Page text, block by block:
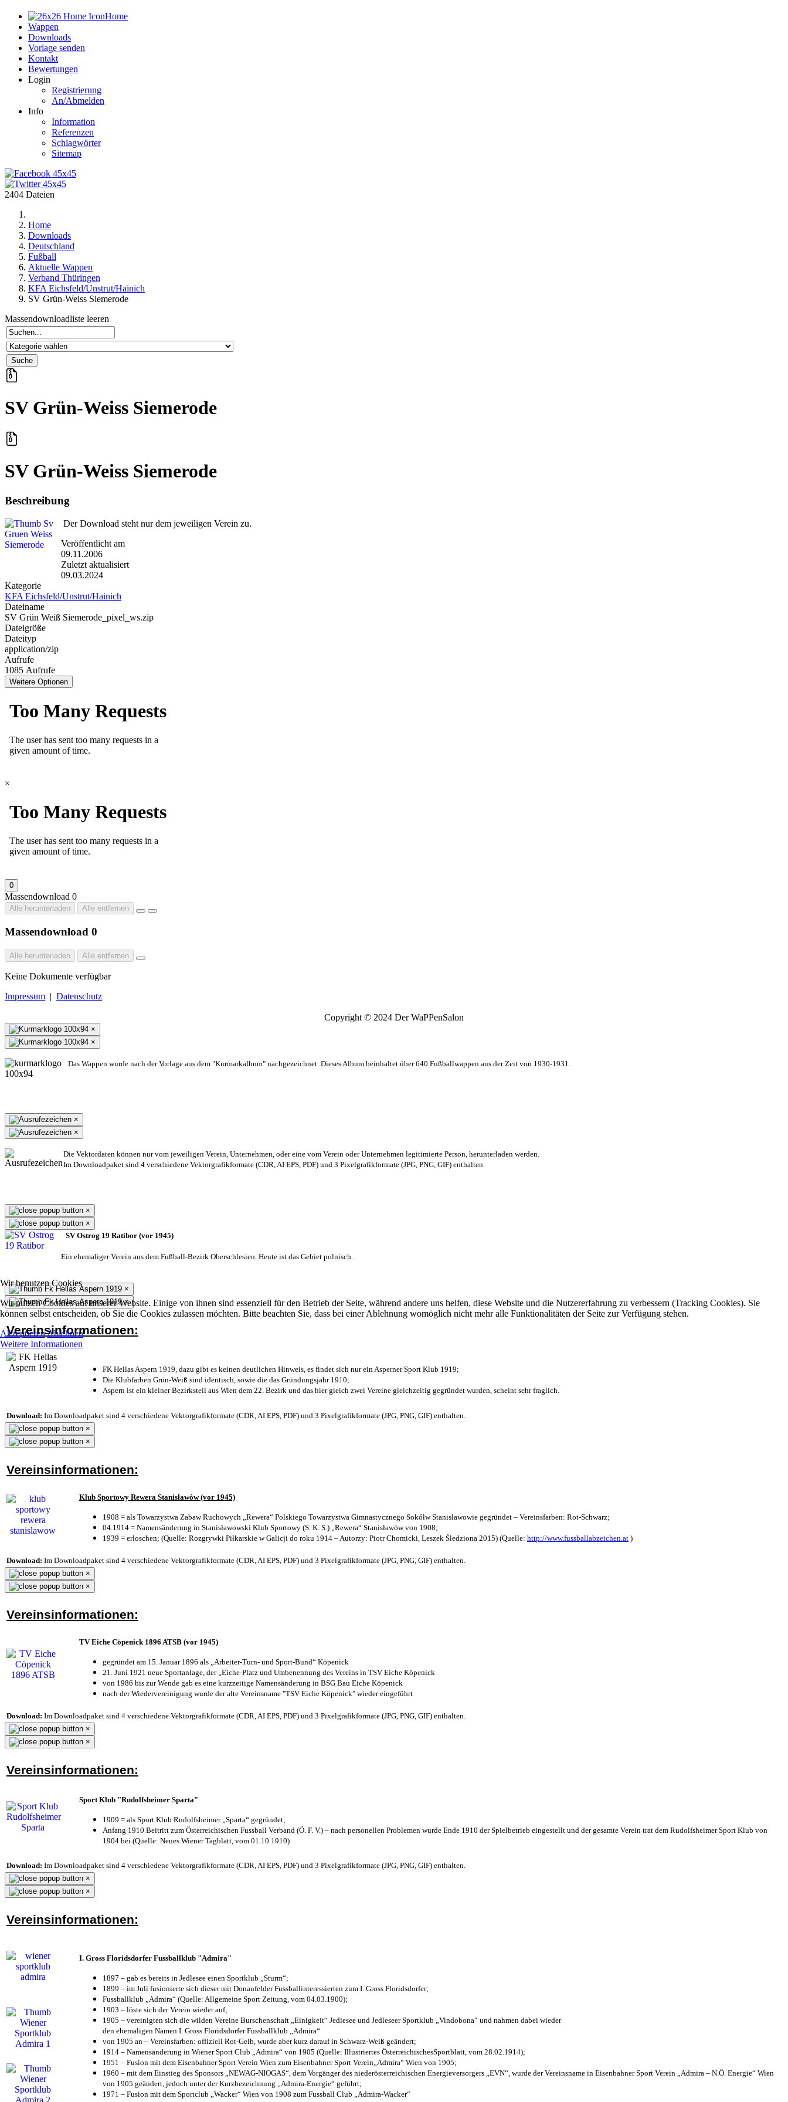
Home
Wappen
Downloads
Vorlage senden
Kontakt
Bewertungen
Login
Registrierung
An/Abmelden
Info
Information
Referenzen
Schlagwörter
Sitemap
2404 Dateien
Home
Downloads
Deutschland
Fußball
Aktuelle Wappen
Verband Thüringen
KFA Eichsfeld/Unstrut/Hainich
SV Grün-Weiss Siemerode
Massendownloadliste leeren
SV Grün-Weiss Siemerode
SV Grün-Weiss Siemerode
Beschreibung
Der Download steht nur dem jeweiligen Verein zu.
Veröffentlicht am
09.11.2006
Zuletzt aktualisiert
09.03.2024
Kategorie
KFA Eichsfeld/Unstrut/Hainich
Dateiname
SV Grün Weiß Siemerode_pixel_ws.zip
Dateigröße
Dateityp
application/zip
Aufrufe
1085 Aufrufe
Weitere Optionen
×
0
Massendownload 0
Alle herunterladen Alle entfernen
Massendownload 0
Alle herunterladen Alle entfernen
Keine Dokumente verfügbar
Impressum | Datenschutz
Copyright © 2024 Der WaPPenSalon
Wir benutzen Cookies
Wir nutzen Cookies auf unserer Website. Einige von ihnen sind essenziell für den Betrieb der Seite, während andere uns helfen, diese Website und die Nutzererfahrung zu verbessern (Tracking Cookies). Sie
können selbst entscheiden, ob Sie die Cookies zulassen möchten. Bitte beachten Sie, dass bei einer Ablehnung womöglich nicht mehr alle Funktionalitäten der Seite zur Verfügung stehen.
AkzeptierenAblehnen
Weitere Informationen
×
×
Das Wappen wurde nach der Vorlage aus dem "Kurmarkalbum" nachgezeichnet. Dieses Album beinhaltet über 640 Fußballwappen aus der Zeit von 1930-1931.
×
×
Die Vektordaten können nur vom jeweiligen Verein, Unternehmen, oder eine vom Verein oder Unternehmen legitimierte Person, herunterladen werden.
Im Downloadpaket sind 4 verschiedene Vektorgrafikformate (CDR, AI EPS, PDF) und 3 Pixelgrafikformate (JPG, PNG, GIF) enthalten.
×
×
SV Ostrog 19 Ratibor (vor 1945)
Ein ehemaliger Verein aus dem Fußball-Bezirk Oberschlesien. Heute ist das Gebiet polnisch.
×
×
Vereinsinformationen:
FK Hellas Aspern 1919, dazu gibt es keinen deutlichen Hinweis, es findet sich nur ein Asperner Sport Klub 1919;
Die Klubfarben Grün-Weiß sind identisch, sowie die das Gründungsjahr 1910;
Aspern ist ein kleiner Bezirksteil aus Wien dem 22. Bezirk und das hier gleich zwei Vereine gleichzeitig gegründet wurden, scheint sehr fraglich.
Download: Im Downloadpaket sind 4 verschiedene Vektorgrafikformate (CDR, AI EPS, PDF) und 3 Pixelgrafikformate (JPG, PNG, GIF) enthalten.
×
×
Vereinsinformationen:
Klub Sportowy Rewera Stanisławów (vor 1945)
1908 = als Towarzystwa Zabaw Ruchowych „Rewera“ Polskiego Towarzystwa Gimnastycznego Sokółw Stanisławowie gegründet – Vereinsfarben: Rot-Schwarz;
04.1914 = Namensänderung in Stanisławowski Klub Sportowy (S. K. S.) „Rewera“ Stanisławów von 1908;
1939 = erloschen; (Quelle: Rozgrywki Piłkarskie w Galicji do roku 1914 – Autorzy: Piotr Chomicki, Leszek Śledziona 2015) (Quelle: http://www.fussballabzeichen.at )
Download: Im Downloadpaket sind 4 verschiedene Vektorgrafikformate (CDR, AI EPS, PDF) und 3 Pixelgrafikformate (JPG, PNG, GIF) enthalten.
×
×
Vereinsinformationen:
TV Eiche Cöpenick 1896 ATSB (vor 1945)
gegründet am 15. Januar 1896 als „Arbeiter-Turn- und Sport-Bund“ Köpenick
21. Juni 1921 neue Sportanlage, der „Eiche-Platz und Umbenennung des Vereins in TSV Eiche Köpenick
von 1986 bis zur Wende gab es eine kurzzeitige Namensänderung in BSG Bau Eiche Köpenick
nach der Wiedervereinigung wurde der alte Vereinsname "TSV Eiche Köpenick" wieder eingeführt
Download: Im Downloadpaket sind 4 verschiedene Vektorgrafikformate (CDR, AI EPS, PDF) und 3 Pixelgrafikformate (JPG, PNG, GIF) enthalten.
×
×
Vereinsinformationen:
Sport Klub "Rudolfsheimer Sparta"
1909 = als Sport Klub Rudolfsheimer „Sparta“ gegründet;
Anfang 1910 Beitritt zum Österreichischen Fussball Verband (Ö. F. V.) – nach personellen Problemen wurde Ende 1910 der Spielbetrieb eingestellt und der gesamte Verein trat dem Rudolfsheimer Sport Klub von
1904 bei (Quelle: Neues Wiener Tagblatt, vom 01.10.1910)
Download: Im Downloadpaket sind 4 verschiedene Vektorgrafikformate (CDR, AI EPS, PDF) und 3 Pixelgrafikformate (JPG, PNG, GIF) enthalten.
×
×
Vereinsinformationen:
I. Gross Floridsdorfer Fussballklub "Admira"
1897 – gab es bereits in Jedlesee einen Sportklub „Sturm“;
1899 – im Juli fusionierte sich dieser mit Donaufelder Fussballinteressierten zum I. Gross Floridsdorfer;
Fussballklub „Admira“ (Quelle: Allgemeine Sport Zeitung, vom 04.03.1900);
1903 – löste sich der Verein wieder auf;
1905 – vereinigten sich die wilden Vereine Burschenschaft „Einigkeit“ Jedlesee und Jedleseer Sportklub „Vindobona“ und nahmen dabei wieder
den ehemaligen Namen I. Gross Floridsdorfer Fussballklub „Admira“
von 1905 an – Vereinsfarben: offiziell Rot-Gelb, wurde aber kurz darauf in Schwarz-Weiß geändert;
1914 – Namensänderung in Wiener Sport Club „Admira“ von 1905 (Quelle: Illustriertes ÖsterreichischesSportblatt, vom 28.02.1914);
1951 – Fusion mit dem Eisenbahner Sport Verein Wien zum Eisenbahner Sport Verein„Admira“ Wien von 1905;
1960 – mit dem Einstieg des Sponsors „NEWAG-NIOGAS“, dem Vorgänger des niederösterreichischen Energieversorgers „EVN“, wurde der Vereinsname in Eisenbahner Sport Verein „Admira – N.Ö. Energie“ Wien
von 1905 geändert, jedoch unter der Kurzbezeichnung „Admira-Energie“ geführt;
1971 – Fusion mit dem Sportclub „Wacker“ Wien von 1908 zum Fussball Club „Admira-Wacker“